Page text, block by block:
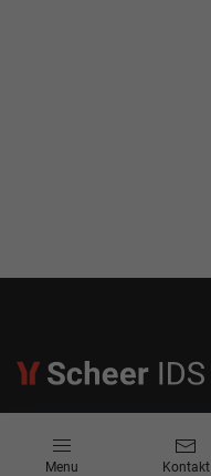
Menu Kontakt
Informationen